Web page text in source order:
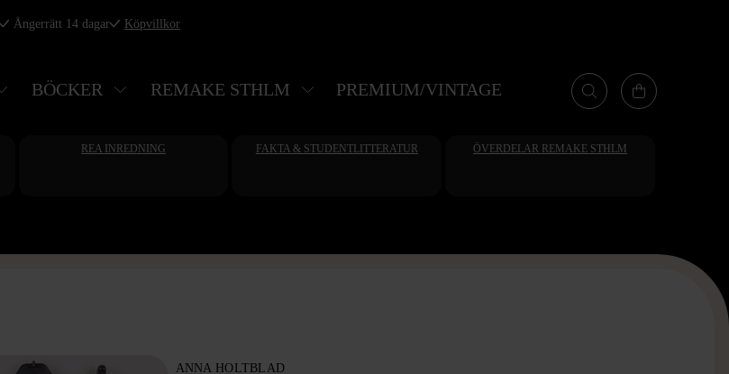
Ångerrätt 14 dagar Köpvillkor
BÖCKER REMAKE STHLM PREMIUM/VINTAGE
REA INREDNING FAKTA & STUDENTLITTERATUR ÖVERDELAR REMAKE STHLM
ANNA HOLTBLAD